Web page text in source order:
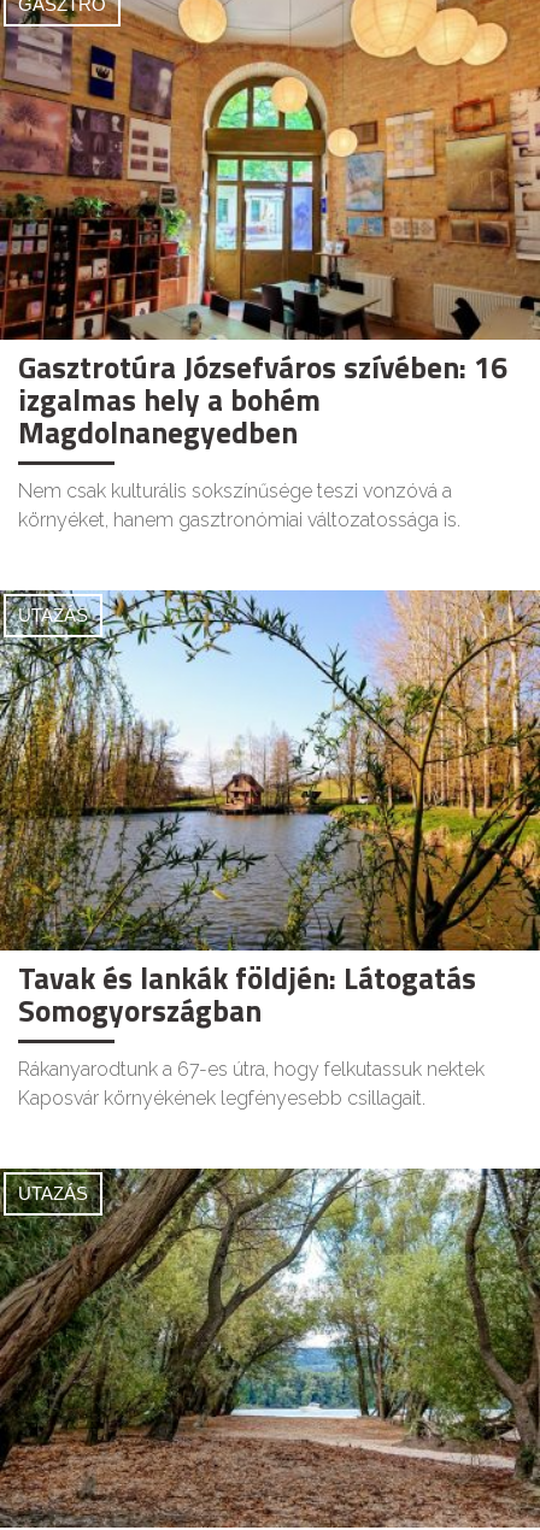
GASZTRO
Gasztrotúra Józsefváros szívében: 16
izgalmas hely a bohém
Magdolnanegyedben
Nem csak kulturális sokszínűsége teszi vonzóvá a
környéket, hanem gasztronómiai változatossága is.
UTAZÁS
Tavak és lankák földjén: Látogatás
Somogyországban
Rákanyarodtunk a 67-es útra, hogy felkutassuk nektek
Kaposvár környékének legfényesebb csillagait.
UTAZÁS